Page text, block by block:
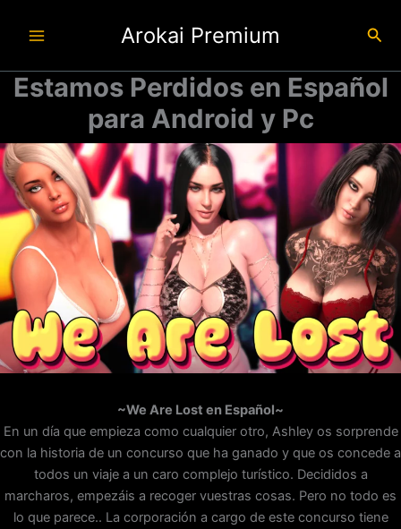
Arokai Premium
Estamos Perdidos en Español
para Android y Pc
~We Are Lost en Español~
En un día que empieza como cualquier otro, Ashley os sorprende
con la historia de un concurso que ha ganado y que os concede a
todos un viaje a un caro complejo turístico. Decididos a
marcharos, empezáis a recoger vuestras cosas. Pero no todo es
lo que parece.. La corporación a cargo de este concurso tiene